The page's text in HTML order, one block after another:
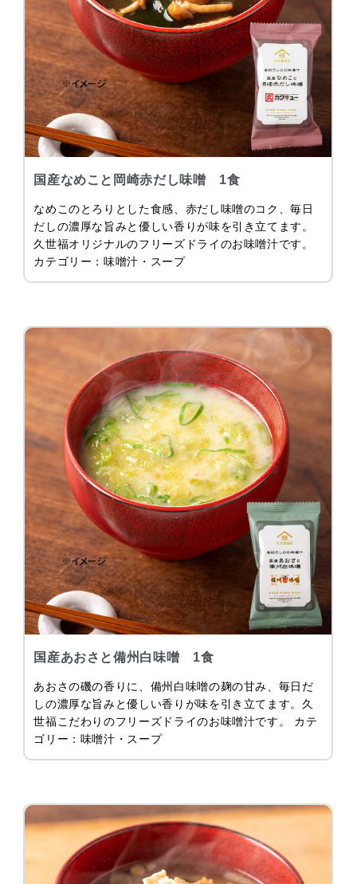
国産なめこと岡崎赤だし味噌 1食
なめこのとろりとした食感、赤だし味噌のコク、毎日
だしの濃厚な旨みと優しい香りが味を引き立てます。
久世福オリジナルのフリーズドライのお味噌汁です。
カテゴリー：味噌汁・スープ
国産あおさと備州白味噌 1食
あおさの磯の香りに、備州白味噌の麹の甘み、毎日だ
しの濃厚な旨みと優しい香りが味を引き立てます。久
世福こだわりのフリーズドライのお味噌汁です。 カテ
ゴリー：味噌汁・スープ